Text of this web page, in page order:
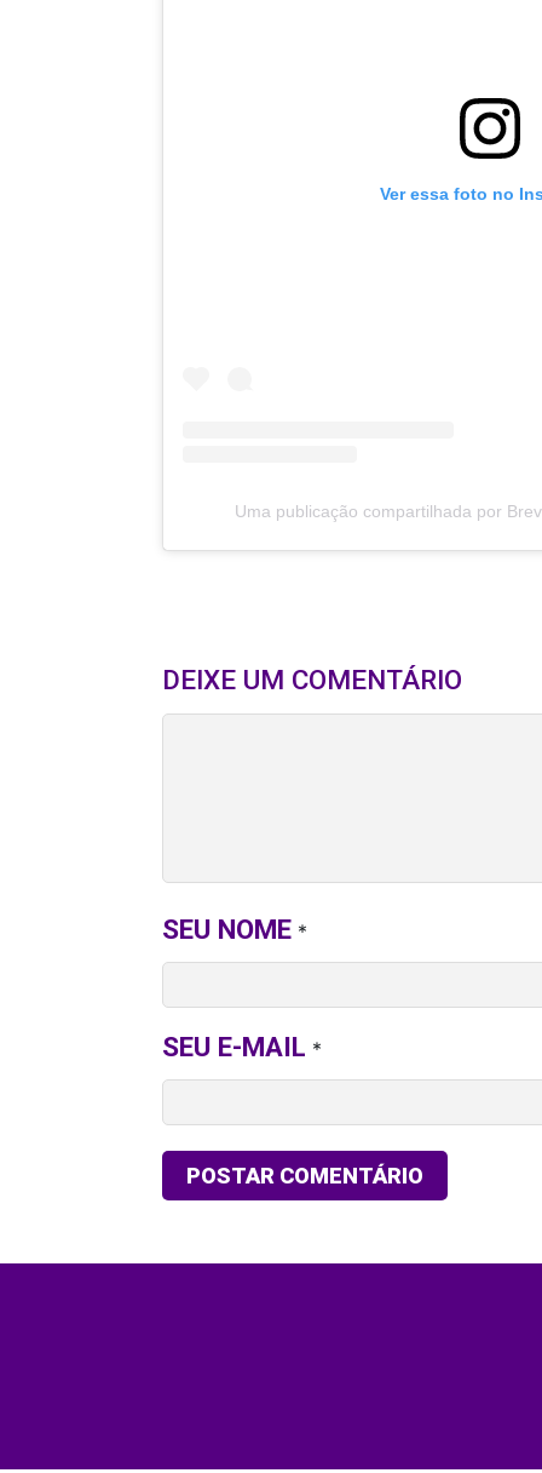
Ver essa foto no
Uma publicação compartilhada por
DEIXE UM COMENTÁRIO
SEU NOME *
SEU E-MAIL *